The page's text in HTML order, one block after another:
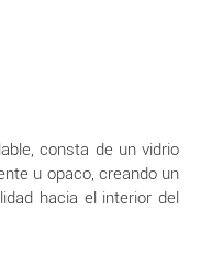
consta de un vidrio
u opaco, creando un
hacia el interior del